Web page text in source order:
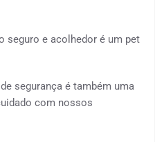
seguro e acolhedor é um pet
segurança é também uma
com nossos